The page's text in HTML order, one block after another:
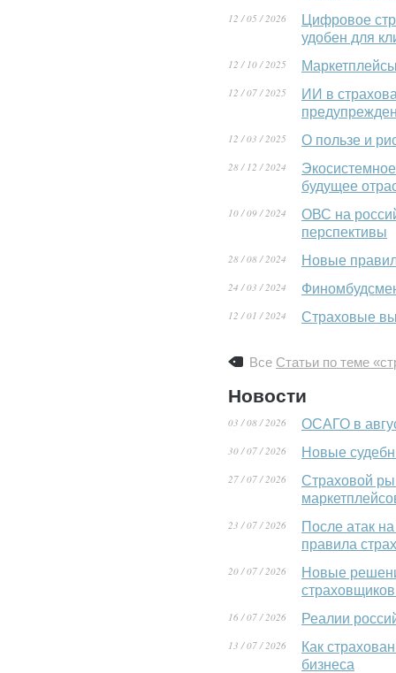
12 / 05 / 2026
Цифровое
удобен для
12 / 10 / 2025
12 / 07 / 2025
ИИ в
12 / 03 / 2025 О пользе и
28 / 12 / 2024
будущее
10 / 09 / 2024
ОВС на
перспективы
28 / 08 / 2024 Новые
24 / 03 / 2024
12 / 01 / 2024 Страховые
Все Статьи по теме
Новости
03 / 08 / 2026 ОСАГО в
30 / 07 / 2026 Новые
27 / 07 / 2026
Страховой
23 / 07 / 2026
После атак
правила
20 / 07 / 2026
Новые
16 / 07 / 2026 Реалии
13 / 07 / 2026
Как
бизнеса